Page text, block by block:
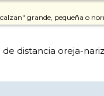
grande, pequeña o
distancia oreja-